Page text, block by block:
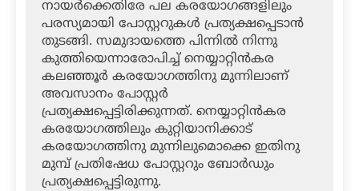
നായര്‍ക്കെതിരേ പല കരയോഗങ്ങളിലും
പരസ്യമായി പോസ്റ്ററുകള്‍ പ്രത്യക്ഷപ്പെടാന്‍
തുടങ്ങി. സമുദായത്തെ പിന്നില്‍ നിന്നു
കുത്തിയെന്നാരോപിച്ച് നെയ്യാറ്റിന്‍കര
കലഞ്ഞൂര്‍ കരയോഗത്തിനു മുന്നിലാണ്
അവസാനം പോസ്റ്റര്‍
പ്രത്യക്ഷപ്പെട്ടിരിക്കുന്നത്. നെയ്യാറ്റിന്‍കര
കരയോഗത്തിലും കുറ്റിയാനിക്കാട്
കരയോഗത്തിനു മുന്നിലുമൊക്കെ ഇതിനു
മുമ്പ് പ്രതിഷേധ പോസ്റ്ററും ബോര്‍ഡും
പ്രത്യക്ഷപ്പെട്ടിരുന്നു.